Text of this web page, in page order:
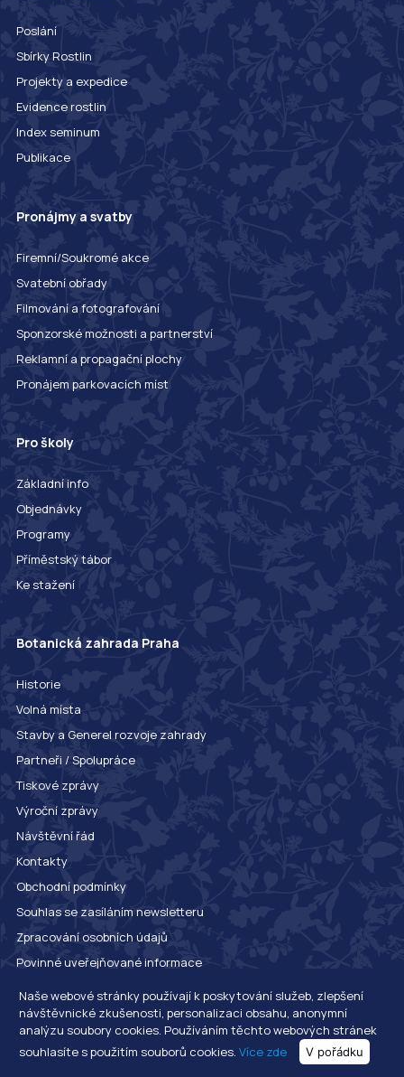
Naše webové stránky používají k poskytování služeb, zlepšení
návštěvnické zkušenosti, personalizaci obsahu, anonymní
analýzu soubory cookies. Používáním těchto webových stránek
souhlasíte s použitím souborů cookies. Více zde V pořádku
Poslání
Sbírky Rostlin
Projekty a expedice
Evidence rostlin
Index seminum
Publikace
Pronájmy a svatby
Firemní/Soukromé akce
Svatební obřady
Filmování a fotografování
Sponzorské možnosti a partnerství
Reklamní a propagační plochy
Pronájem parkovacích míst
Pro školy
Základní info
Objednávky
Programy
Příměstský tábor
Ke stažení
Botanická zahrada Praha
Historie
Volná místa
Stavby a Generel rozvoje zahrady
Partneři / Spolupráce
Tiskové zprávy
Výroční zprávy
Návštěvní řád
Kontakty
Obchodní podmínky
Souhlas se zasíláním newsletteru
Zpracování osobních údajů
Povinné uveřejňované informace
Whistleblowing
© 2020 Botanická zahrada hlavního města Prahy. Všechna práva vyhrazena.
Botanická zahrada hl. m. Prahy, Trojská 800/196, 171 00 Praha 7 - Troja.